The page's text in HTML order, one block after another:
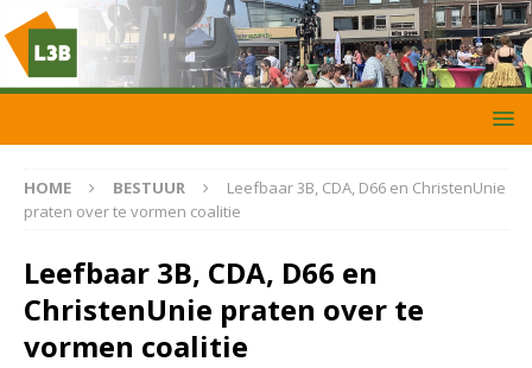
HOME BESTUUR
Leefbaar 3B, CDA, D66 en ChristenUnie
praten over te vormen coalitie
Leefbaar 3B, CDA, D66 en
ChristenUnie praten over te
vormen coalitie